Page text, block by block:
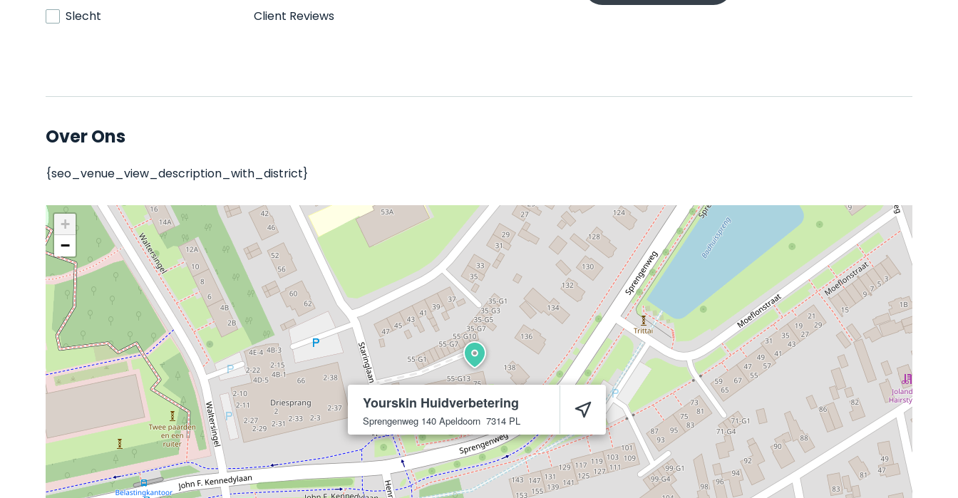
Slecht
Client Reviews
Over Ons
{seo_venue_view_description_with_district}
Yourskin Huidverbetering
Sprengenweg 140 Apeldoorn 7314 PL
+
−